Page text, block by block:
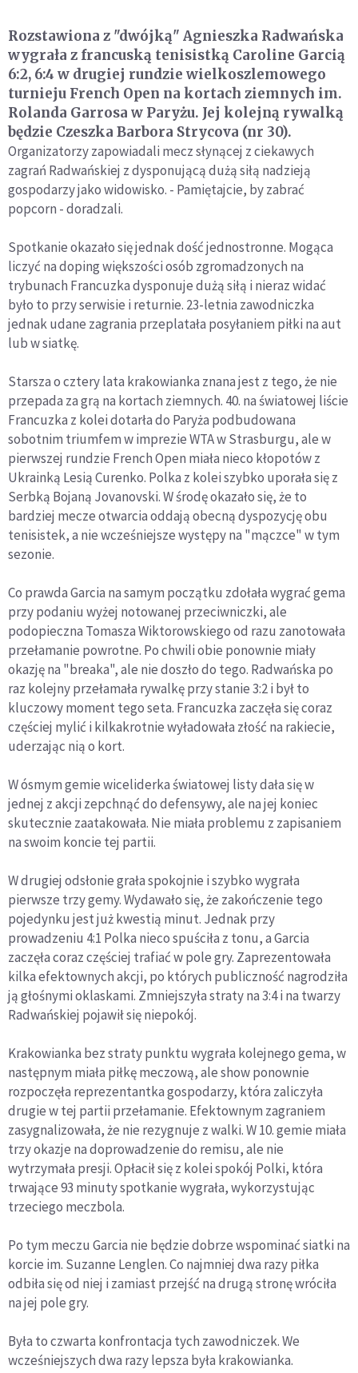
Rozstawiona z "dwójką" Agnieszka Radwańska
wygrała z francuską tenisistką Caroline Garcią
6:2, 6:4 w drugiej rundzie wielkoszlemowego
turnieju French Open na kortach ziemnych im.
Rolanda Garrosa w Paryżu. Jej kolejną rywalką
będzie Czeszka Barbora Strycova (nr 30).
Organizatorzy zapowiadali mecz słynącej z ciekawych
zagrań Radwańskiej z dysponującą dużą siłą nadzieją
gospodarzy jako widowisko. - Pamiętajcie, by zabrać
popcorn - doradzali.
Spotkanie okazało się jednak dość jednostronne. Mogąca
liczyć na doping większości osób zgromadzonych na
trybunach Francuzka dysponuje dużą siłą i nieraz widać
było to przy serwisie i returnie. 23-letnia zawodniczka
jednak udane zagrania przeplatała posyłaniem piłki na aut
lub w siatkę.
Starsza o cztery lata krakowianka znana jest z tego, że nie
przepada za grą na kortach ziemnych. 40. na światowej liście
Francuzka z kolei dotarła do Paryża podbudowana
sobotnim triumfem w imprezie WTA w Strasburgu, ale w
pierwszej rundzie French Open miała nieco kłopotów z
Ukrainką Lesią Curenko. Polka z kolei szybko uporała się z
Serbką Bojaną Jovanovski. W środę okazało się, że to
bardziej mecze otwarcia oddają obecną dyspozycję obu
tenisistek, a nie wcześniejsze występy na "mączce" w tym
sezonie.
Co prawda Garcia na samym początku zdołała wygrać gema
przy podaniu wyżej notowanej przeciwniczki, ale
podopieczna Tomasza Wiktorowskiego od razu zanotowała
przełamanie powrotne. Po chwili obie ponownie miały
okazję na "breaka", ale nie doszło do tego. Radwańska po
raz kolejny przełamała rywalkę przy stanie 3:2 i był to
kluczowy moment tego seta. Francuzka zaczęła się coraz
częściej mylić i kilkakrotnie wyładowała złość na rakiecie,
uderzając nią o kort.
W ósmym gemie wiceliderka światowej listy dała się w
jednej z akcji zepchnąć do defensywy, ale na jej koniec
skutecznie zaatakowała. Nie miała problemu z zapisaniem
na swoim koncie tej partii.
W drugiej odsłonie grała spokojnie i szybko wygrała
pierwsze trzy gemy. Wydawało się, że zakończenie tego
pojedynku jest już kwestią minut. Jednak przy
prowadzeniu 4:1 Polka nieco spuściła z tonu, a Garcia
zaczęła coraz częściej trafiać w pole gry. Zaprezentowała
kilka efektownych akcji, po których publiczność nagrodziła
ją głośnymi oklaskami. Zmniejszyła straty na 3:4 i na twarzy
Radwańskiej pojawił się niepokój.
Krakowianka bez straty punktu wygrała kolejnego gema, w
następnym miała piłkę meczową, ale show ponownie
rozpoczęła reprezentantka gospodarzy, która zaliczyła
drugie w tej partii przełamanie. Efektownym zagraniem
zasygnalizowała, że nie rezygnuje z walki. W 10. gemie miała
trzy okazje na doprowadzenie do remisu, ale nie
wytrzymała presji. Opłacił się z kolei spokój Polki, która
trwające 93 minuty spotkanie wygrała, wykorzystując
trzeciego meczbola.
Po tym meczu Garcia nie będzie dobrze wspominać siatki na
korcie im. Suzanne Lenglen. Co najmniej dwa razy piłka
odbiła się od niej i zamiast przejść na drugą stronę wróciła
na jej pole gry.
Była to czwarta konfrontacja tych zawodniczek. We
wcześniejszych dwa razy lepsza była krakowianka.